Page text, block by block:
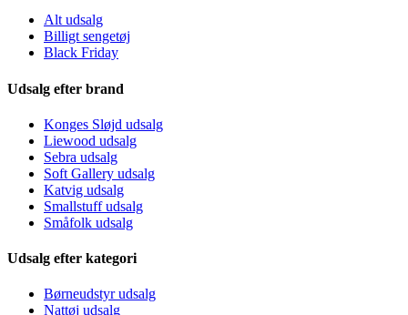
Alt udsalg
Billigt sengetøj
Black Friday
Udsalg efter brand
Konges Sløjd udsalg
Liewood udsalg
Sebra udsalg
Soft Gallery udsalg
Katvig udsalg
Smallstuff udsalg
Småfolk udsalg
Udsalg efter kategori
Børneudstyr udsalg
Nattøj udsalg